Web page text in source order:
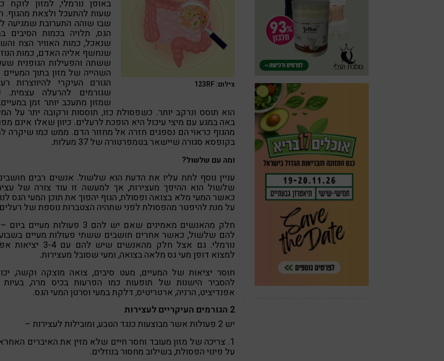
צילום: 123RF
שעות להתעכל ולצאת מהגוף.
שבו שוהה התערובת שמגיעה
הגס, תלויה בכמות הסיבים
שנאכל, כמות האוויר הצח
שנחשף אליה האדם, כמות
ששתה והפעילות הגופנית
השהייה של מזון בתוך המעיים
הגורם העיקרי להיווצרות
שגורמים להרעלה עצמית.
שמזון מתעכב יותר זמן
הוא תוסס ונרקב יותר. כשפסולת כזו, תוססות ורקובה יתר על
באה במגע עם מיצי עיכול היא הופכת לרעלים. כיוון שאלו אינם
מהגוף כראוי הם נספגים חזרה אל מחזור הדם. ממש כמו שיקרה
בקופסא סגורה שיישאר בטמפרטורה של 37 מעלות.
ומה עם שלשול?
עניין נוסף לתת עליו את הדעת הוא שלשול. אנשים רבים
שלשול הוא ההיפך מעצירות, אך למעשה זו עוד צורה של
כאשר המעי מלא בצואה ופסולת, הגוף יהפוך את תוכן המעי הגס
על מנת להיפטר מהפסולת לפני שתהיה הצטברות נוספת של
חלק מהאנשים מאמינים שאם יש להם 3 פעולות מעיים
להם שלשול, כאשר אחרים חושבים ששתי פעולות מעיים
נורמלי. גם אצל חלק מהאנשים שיש להם
למצוא דופן מעי גס מלאה בצואה, ומעי שסובל מעצירות.
חוסר יציאות של המעיים, מעט סיבים, צואה מוצקה וקשה,
להסביר הישנות של תופעות כמו הפרעות בכיס מרה,
אפנדיציט, הרניה, ארטריטיס, דלקת במעי וסרטן המעי הגס.
2 הגורמים העיקריים לעצירות
יש 2 פעולות אשר מבוצעות כנגד הטבע, ומובילות לעצירות –
1. צריכה של מזון מעובד וחסר חיים שלא מזין את האיברים
על פינוי הפסולת, בשילוב מחסור בנוזלים.